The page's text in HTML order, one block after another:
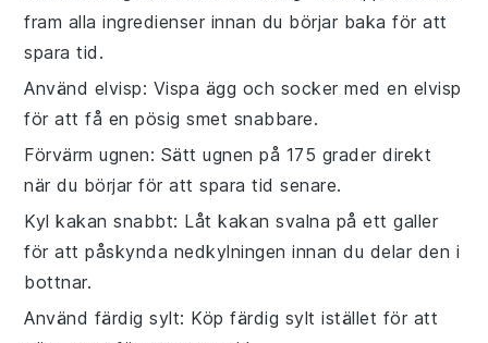
fram allaingredienser innan du börjar baka för att
spara tid.
Använd elvisp: Vispa ägg och socker med en elvisp
för att få en pösig smet snabbare.
Förvärm ugnen: Sätt ugnen på 175 grader direkt
när du börjar för att spara tid senare.
Kyl kakan snabbt: Låt kakan svalna på ett galler
för att påskynda nedkylningen innan du delar den i
bottnar.
Använd färdig sylt: Köp färdig sylt istället för att